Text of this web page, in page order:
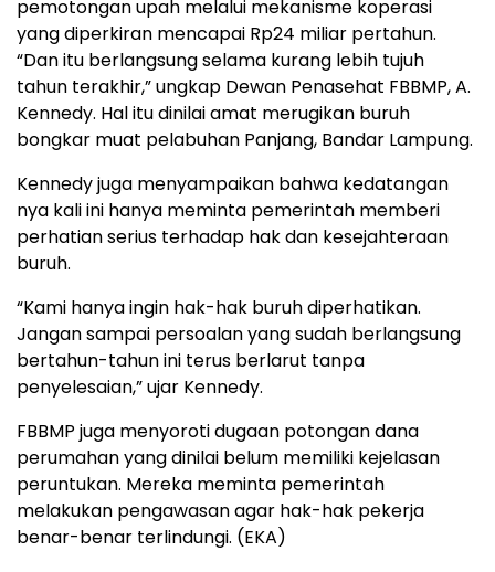
pemotongan upah melalui mekanisme koperasi
yang diperkiran mencapai Rp24 miliar pertahun.
“Dan itu berlangsung selama kurang lebih tujuh
tahun terakhir,” ungkap Dewan Penasehat FBBMP, A.
Kennedy. Hal itu dinilai amat merugikan buruh
bongkar muat pelabuhan Panjang, Bandar Lampung.
Kennedy juga menyampaikan bahwa kedatangan
nya kali ini hanya meminta pemerintah memberi
perhatian serius terhadap hak dan kesejahteraan
buruh.
“Kami hanya ingin hak-hak buruh diperhatikan.
Jangan sampai persoalan yang sudah berlangsung
bertahun-tahun ini terus berlarut tanpa
penyelesaian,” ujar Kennedy.
FBBMP juga menyoroti dugaan potongan dana
perumahan yang dinilai belum memiliki kejelasan
peruntukan. Mereka meminta pemerintah
melakukan pengawasan agar hak-hak pekerja
benar-benar terlindungi. (EKA)